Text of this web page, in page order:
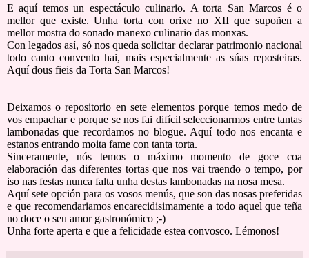
E aquí temos un espectáculo culinario. A torta San Marcos é o
mellor que existe. Unha torta con orixe no XII que supoñen a
mellor mostra do sonado manexo culinario das monxas.
Con legados así, só nos queda solicitar declarar patrimonio nacional
todo canto convento hai, mais especialmente as súas reposteiras.
Aquí dous fieis da Torta San Marcos!
Deixamos o repositorio en sete elementos porque temos medo de
vos empachar e porque se nos fai difícil seleccionarmos entre tantas
lambonadas que recordamos no blogue. Aquí todo nos encanta e
estanos entrando moita fame con tanta torta.
Sinceramente, nós temos o máximo momento de goce coa
elaboración das diferentes tortas que nos vai traendo o tempo, por
iso nas festas nunca falta unha destas lambonadas na nosa mesa.
Aquí sete opción para os vosos menús, que son das nosas preferidas
e que recomendariamos encarecidisimamente a todo aquel que teña
no doce o seu amor gastronómico ;-)
Unha forte aperta e que a felicidade estea convosco. Lémonos!